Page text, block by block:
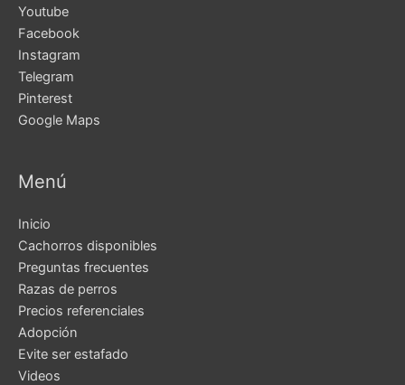
Youtube
Facebook
Instagram
Telegram
Pinterest
Google Maps
Menú
Inicio
Cachorros disponibles
Preguntas frecuentes
Razas de perros
Precios referenciales
Adopción
Evite ser estafado
Videos